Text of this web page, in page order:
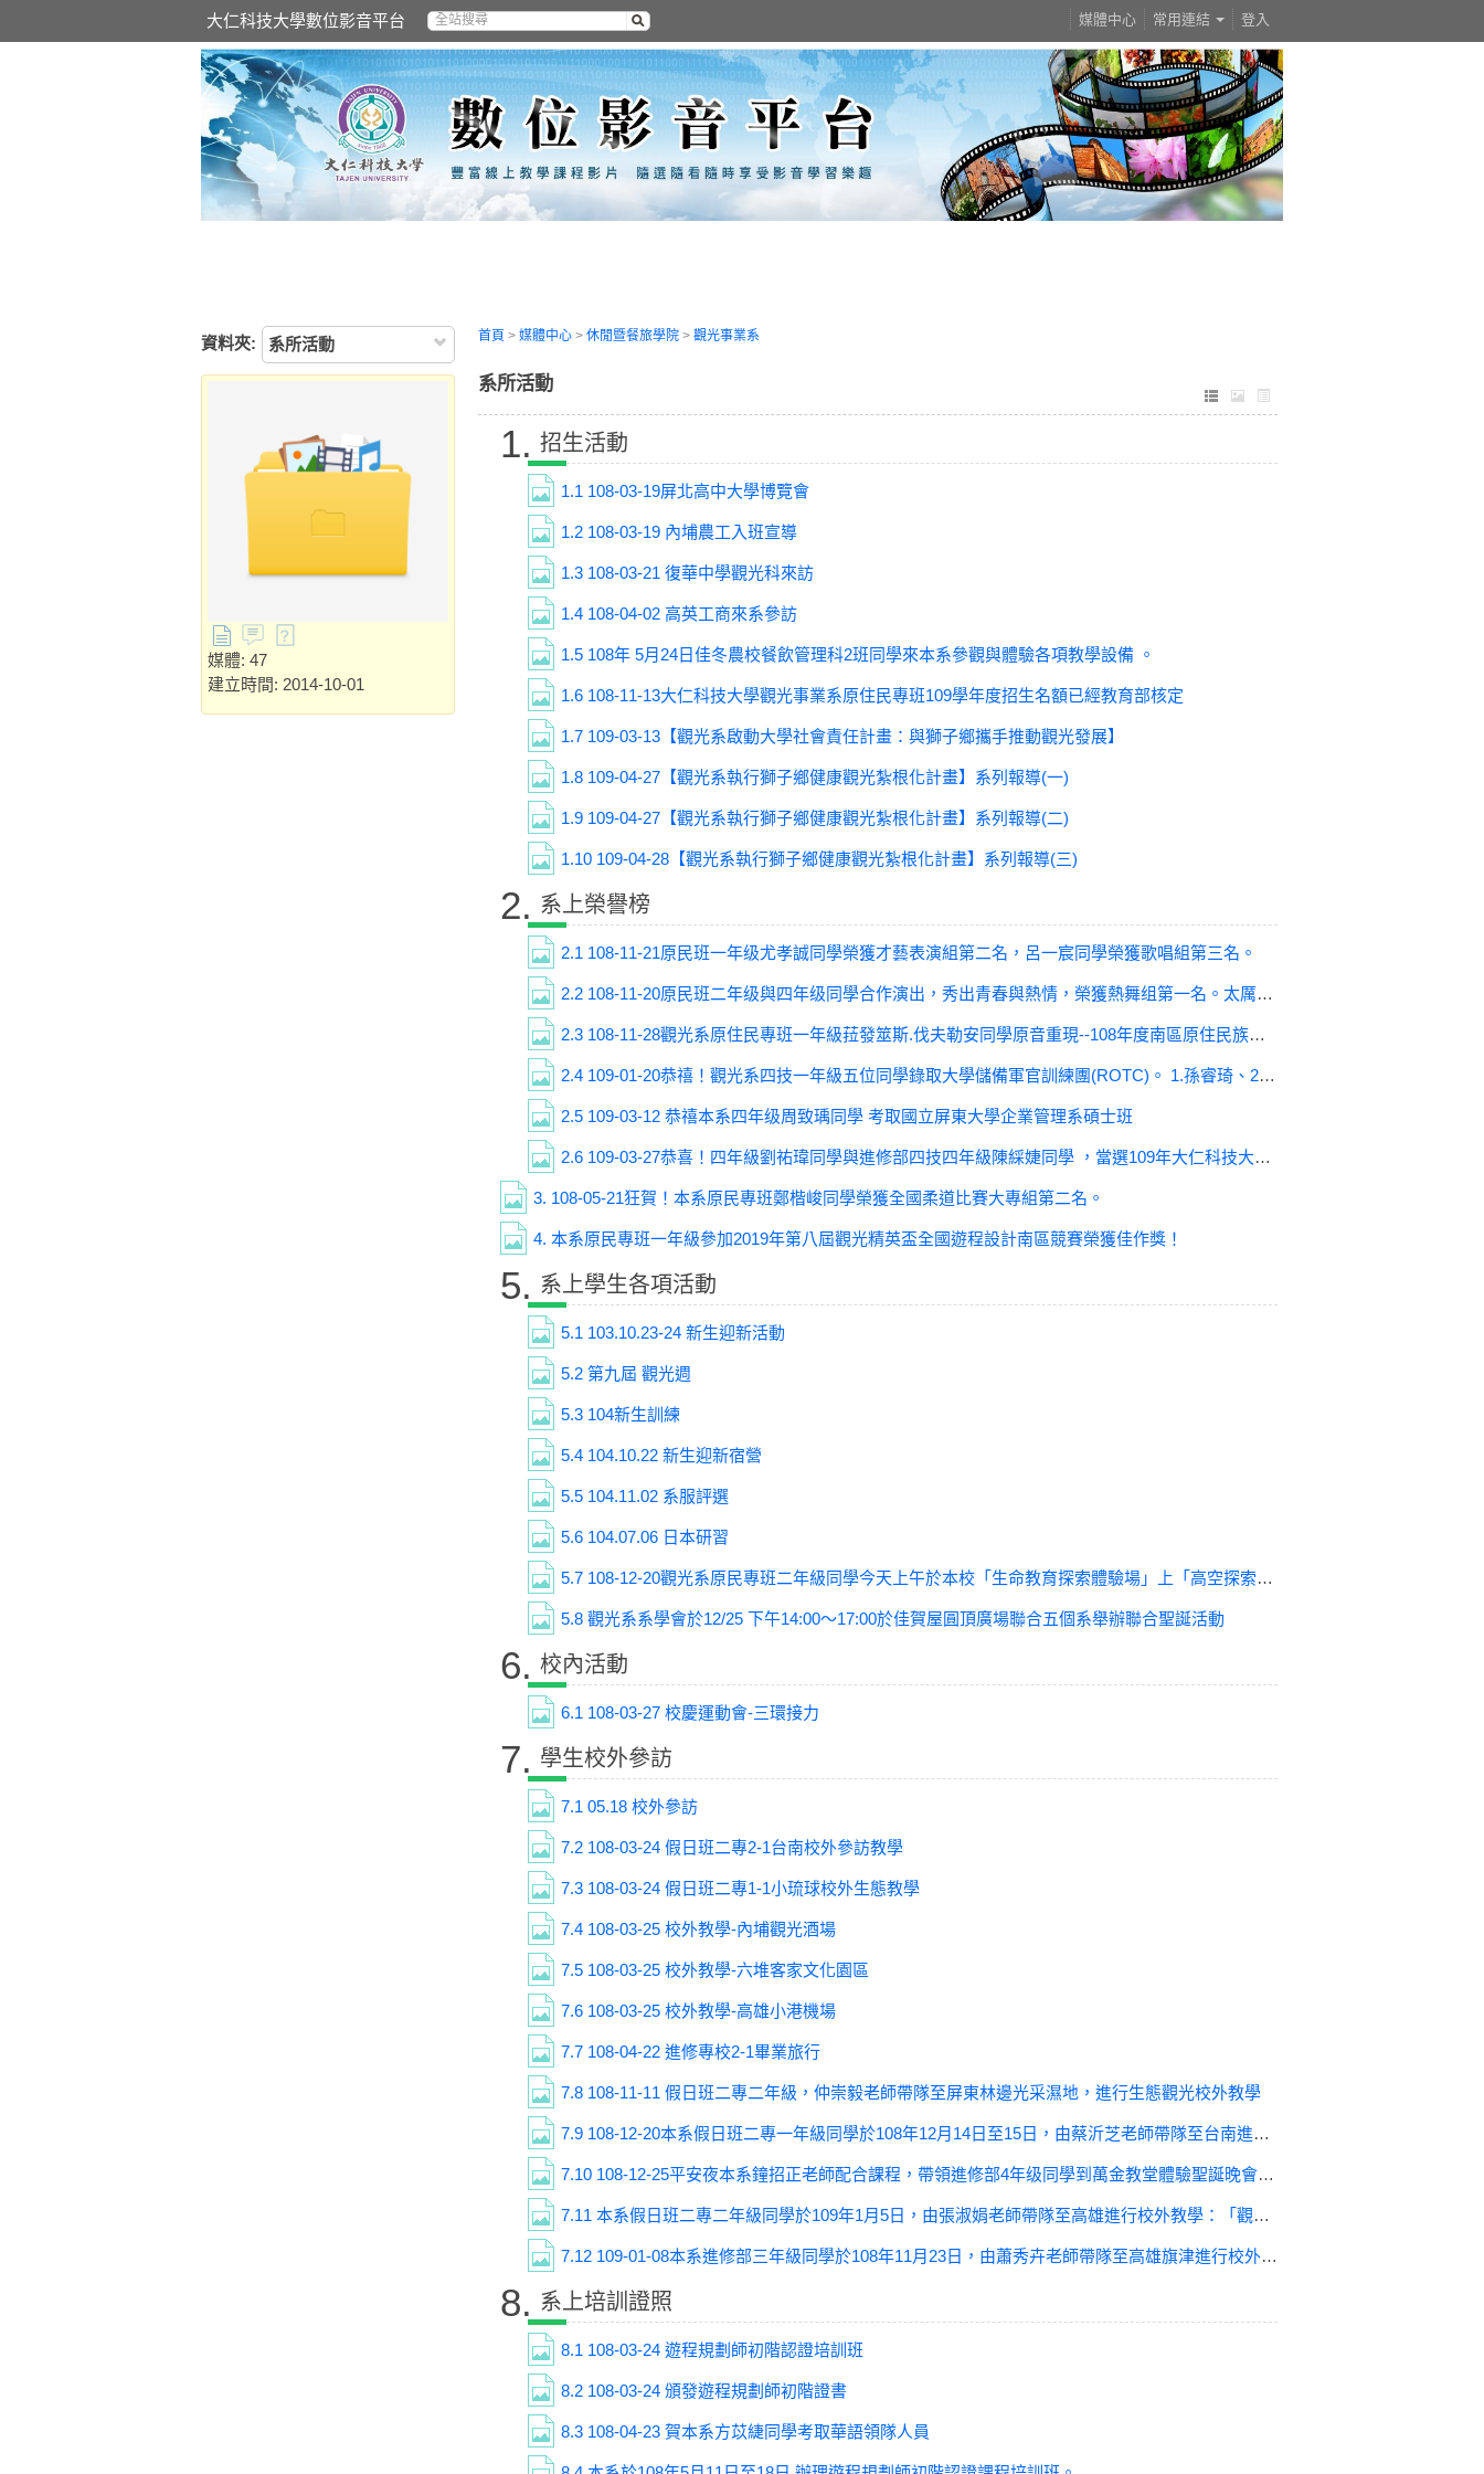
大仁科技大學數位影音平台 登入
媒體中心 常用連結
資料夾: 系所活動
媒體: 47
建立時間: 2014-10-01
首頁 > 媒體中心 > 休閒暨餐旅學院 > 觀光事業系
系所活動
1. 招生活動
1.1 108-03-19屏北高中大學博覽會
1.2 108-03-19 內埔農工入班宣導
1.3 108-03-21 復華中學觀光科來訪
1.4 108-04-02 高英工商來系參訪
1.5 108年 5月24日佳冬農校餐飲管理科2班同學來本系參觀與體驗各項教學設備 。
1.6 108-11-13大仁科技大學觀光事業系原住民專班109學年度招生名額已經教育部核定
1.7 109-03-13【觀光系啟動大學社會責任計畫：與獅子鄉攜手推動觀光發展】
1.8 109-04-27【觀光系執行獅子鄉健康觀光紮根化計畫】系列報導(一)
1.9 109-04-27【觀光系執行獅子鄉健康觀光紮根化計畫】系列報導(二)
1.10 109-04-28【觀光系執行獅子鄉健康觀光紮根化計畫】系列報導(三)
2. 系上榮譽榜
2.1 108-11-21原民班一年级尤孝誠同學榮獲才藝表演組第二名，呂一宸同學榮獲歌唱組第三名。
2.2 108-11-20原民班二年级與四年级同學合作演出，秀出青春與熱情，榮獲熱舞组第一名。太厲害了！
2.3 108-11-28觀光系原住民專班一年級菈發筮斯.伐夫勒安同學原音重現--108年度南區原住民族學生母語歌謠競賽，榮獲第三名佳績。
2.4 109-01-20恭禧！觀光系四技一年級五位同學錄取大學儲備軍官訓練團(ROTC)。 1.孫睿琦、2.陳妤甄、3.郭寬宏、4 高士傑、5.杜劼
2.5 109-03-12 恭禧本系四年级周致瑀同學 考取國立屏東大學企業管理系碩士班
2.6 109-03-27恭喜！四年級劉祐瑋同學與進修部四技四年級陳綵婕同學 ，當選109年大仁科技大學校園優秀青年。
3. 108-05-21狂賀！本系原民專班鄭楷峻同學榮獲全國柔道比賽大專組第二名。
4. 本系原民專班一年級參加2019年第八屆觀光精英盃全國遊程設計南區競賽榮獲佳作獎！
5. 系上學生各項活動
5.1 103.10.23-24 新生迎新活動
5.2 第九屆 觀光週
5.3 104新生訓練
5.4 104.10.22 新生迎新宿營
5.5 104.11.02 系服評選
5.6 104.07.06 日本研習
5.7 108-12-20觀光系原民專班二年級同學今天上午於本校「生命教育探索體驗場」上「高空探索體驗課程」
5.8 觀光系系學會於12/25 下午14:00～17:00於佳賀屋圓頂廣場聯合五個系舉辦聯合聖誕活動
6. 校內活動
6.1 108-03-27 校慶運動會-三環接力
7. 學生校外參訪
7.1 05.18 校外參訪
7.2 108-03-24 假日班二專2-1台南校外參訪教學
7.3 108-03-24 假日班二專1-1小琉球校外生態教學
7.4 108-03-25 校外教學-內埔觀光酒場
7.5 108-03-25 校外教學-六堆客家文化園區
7.6 108-03-25 校外教學-高雄小港機場
7.7 108-04-22 進修專校2-1畢業旅行
7.8 108-11-11 假日班二專二年級，仲崇毅老師帶隊至屏東林邊光采濕地，進行生態觀光校外教學
7.9 108-12-20本系假日班二專一年級同學於108年12月14日至15日，由蔡沂芝老師帶隊至台南進行校外參訪，讓同學學習旅遊活動的規劃與旅遊行程安排作業，及進行旅遊導覽學習。
7.10 108-12-25平安夜本系鐘招正老師配合課程，帶領進修部4年级同學到萬金教堂體驗聖誕晚會活動
7.11 本系假日班二專二年級同學於109年1月5日，由張淑娟老師帶隊至高雄進行校外教學：「觀光導覽解說訓練」實作，讓同學能實地體驗觀光景點的解説實務。
7.12 109-01-08本系進修部三年級同學於108年11月23日，由蕭秀卉老師帶隊至高雄旗津進行校外教學：「觀光導覽解說訓練」實作，讓同學能實地體驗觀光景點解説實務。
8. 系上培訓證照
8.1 108-03-24 遊程規劃師初階認證培訓班
8.2 108-03-24 頒發遊程規劃師初階證書
8.3 108-04-23 賀本系方苡緁同學考取華語領隊人員